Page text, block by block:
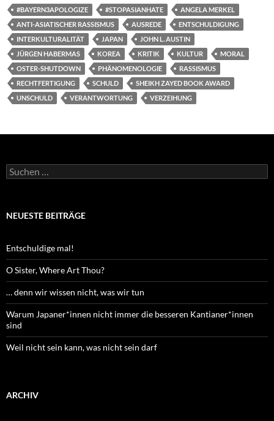
#BAYERN3APOLOGIZE #STOPASIANHATE
ANGELA MERKEL
ANTI-ASIATISCHER RASSISMUS
AUSREDE
ENTSCHULDIGUNG
INTERKULTURALITÄT
JAPAN
JOHN L. AUSTIN
JÜRGEN HABERMAS
KOREA KRITIK KULTUR
MORAL
OSTER-SHUTDOWN
PHÄNOMENOLOGIE
RASSISMUS
RECHTFERTIGUNG
SCHULD
SHEIKH ZAYED BOOK AWARD
UNSCHULD
VERANTWORTUNG VERZEIHUNG
Suchen
nach:
NEUESTE BEITRÄGE
Entschuldige mal!
O Sister, Where Art Thou?
… denn wir wissen nicht, was wir tun
Warum Japaner*innen nicht immer die besseren Kantianer*innen
sind
Weil nicht sein kann, was nicht sein darf
ARCHIV